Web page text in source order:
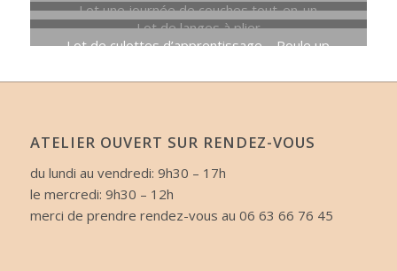
Lot une journée de couches tout-en-un
157,44€
Lot de langes à plier
198,70€
Lot de culottes d’apprentissage – Poule up
de
à
ATELIER OUVERT SUR RENDEZ-VOUS
du lundi au vendredi: 9h30 – 17h
le mercredi: 9h30 – 12h
merci de prendre rendez-vous au 06 63 66 76 45